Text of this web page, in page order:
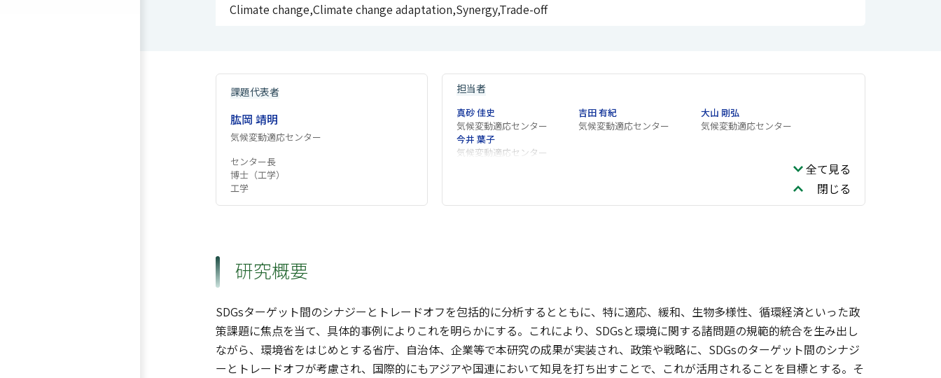
Climate change,Climate change adaptation,Synergy,Trade-off
課題代表者
肱岡 靖明
気候変動適応センター
センター長
博士（工学）
工学
担当者
真砂 佳史
気候変動適応センター
吉田 有紀
気候変動適応センター
大山 剛弘
気候変動適応センター
今井 葉子
気候変動適応センター
全て見る
閉じる
研究概要
SDGsターゲット間のシナジーとトレードオフを包括的に分析するとともに、特に適応、緩和、生物多様性、循環経済といった政
策課題に焦点を当て、具体的事例によりこれを明らかにする。これにより、SDGsと環境に関する諸問題の規範的統合を生み出し
ながら、環境省をはじめとする省庁、自治体、企業等で本研究の成果が実装され、政策や戦略に、SDGsのターゲット間のシナジ
ーとトレードオフが考慮され、国際的にもアジアや国連において知見を打ち出すことで、これが活用されることを目標とする。そ